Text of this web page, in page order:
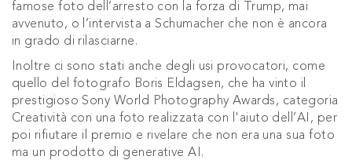
famose foto dell’arresto con la forza di Trump, mai
avvenuto, o l’intervista a Schumacher che non è ancora
in grado di rilasciarne.
Inoltre ci sono stati anche degli usi provocatori, come
quello del fotografo Boris Eldagsen, che ha vinto il
prestigioso Sony World Photography Awards, categoria
Creatività con una foto realizzata con l'aiuto dell’AI, per
poi rifiutare il premio e rivelare che non era una sua foto
ma un prodotto di generative AI.